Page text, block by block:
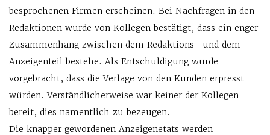
besprochenen Firmen erscheinen. Bei Nachfragen in den
Redaktionen wurde von Kollegen bestätigt, dass ein enger
Zusammenhang zwischen dem Re­daktions- und dem
Anzeigenteil bestehe. Als Entschuldigung wurde
vorgebracht, dass die Verlage von den Kunden erpresst
würden. Verständlicherweise war keiner der Kol­legen
bereit, dies namentlich zu bezeugen.
Die knapper gewordenen Anzeigen­etats werden